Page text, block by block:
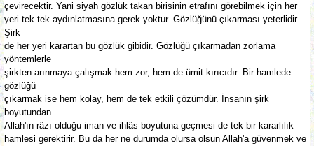
çevirecektir. Yani siyah gözlük takan birisinin etrafını görebilmek için her
yeri tek tek aydınlatmasına gerek yoktur. Gözlüğünü çıkarması yeterlidir.
Şirk
de her yeri karartan bu gözlük gibidir. Gözlüğü çıkarmadan zorlama
yöntemlerle
şirkten arınmaya çalışmak hem zor, hem de ümit kırıcıdır. Bir hamlede
gözlüğü
çıkarmak ise hem kolay, hem de tek etkili çözümdür. İnsanın şirk
boyutundan
Allah'ın râzı olduğu iman ve ihlâs boyutuna geçmesi de tek bir kararlılık
hamlesi gerektirir. Bu da her ne durumda olursa olsun Allah'a güvenmek ve